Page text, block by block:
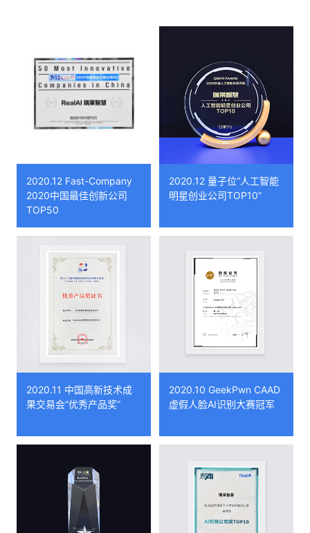
2020.12 Fast-Company
2020中国最佳创新公司
TOP50
2020.12 量子位“人工智能
明星创业公司TOP10”
2020.11 中国高新技术成
果交易会“优秀产品奖”
2020.10 GeekPwn CAAD
虚假人脸AI识别大赛冠军